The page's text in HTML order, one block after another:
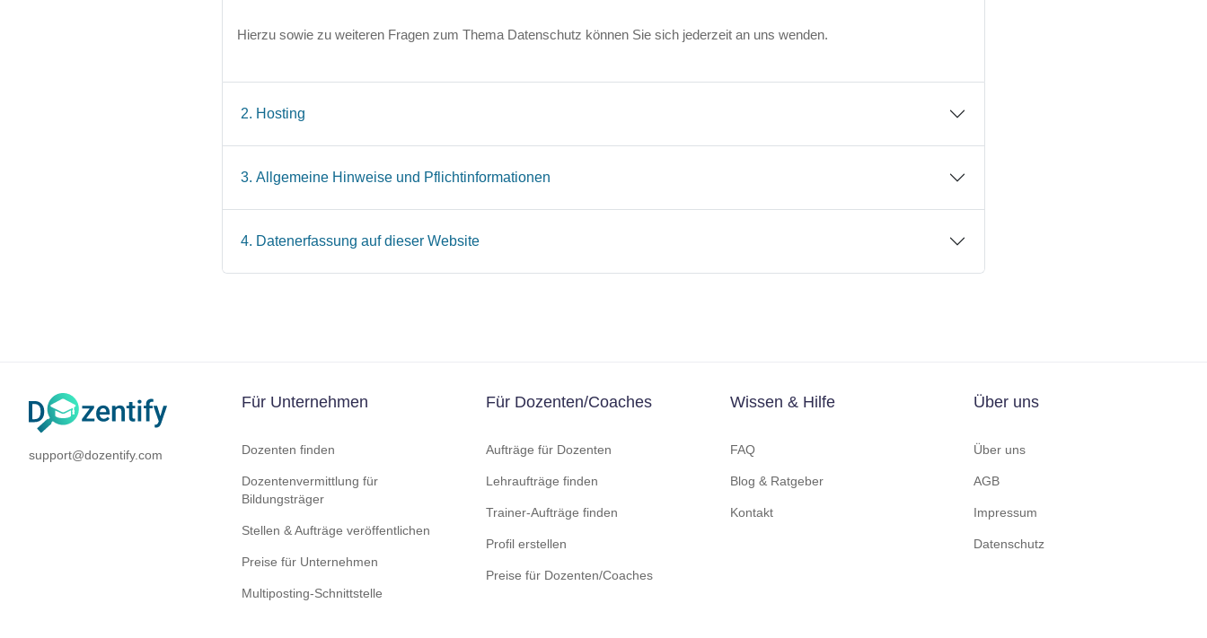
Hierzu sowie zu weiteren Fragen zum Thema Datenschutz können Sie sich jederzeit an uns wenden.
2. Hosting
3. Allgemeine Hinweise und Pflichtinformationen
4. Datenerfassung auf dieser Website
support@dozentify.com
Für Unternehmen
Dozenten finden
Dozentenvermittlung für
Bildungsträger
Stellen & Aufträge veröffentlichen
Preise für Unternehmen
Multiposting-Schnittstelle
Für Dozenten/Coaches
Aufträge für Dozenten
Lehraufträge finden
Trainer-Aufträge finden
Profil erstellen
Preise für Dozenten/Coaches
Wissen & Hilfe
FAQ
Blog & Ratgeber
Kontakt
Über uns
Über uns
AGB
Impressum
Datenschutz